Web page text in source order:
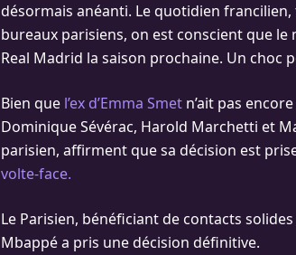
désormais anéanti. Le quotidien
bureaux parisiens, on est conscient que
Real Madrid la saison prochaine. Un choc
Bien que l’ex d’Emma Smet n’ait pas
Dominique Sévérac, Harold Marchetti et
parisien, affirment que sa décision est
volte-face.
Le Parisien, bénéficiant de contacts
Mbappé a pris une décision définitive.